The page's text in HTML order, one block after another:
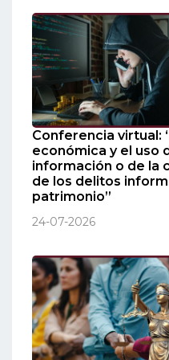
Conferencia virtual:
económica y el uso
información o de la
de los delitos
patrimonio”
24-07-2026